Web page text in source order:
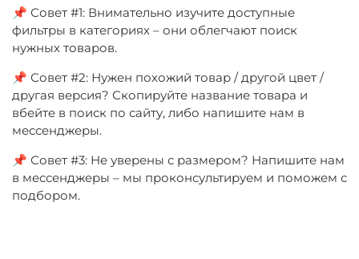
📌 Совет #1: Внимательно изучите доступные
фильтры в категориях – они облегчают поиск
нужных товаров.
📌 Совет #2: Нужен похожий товар / другой цвет /
другая версия? Скопируйте название товара и
вбейте в поиск по сайту, либо напишите нам в
мессенджеры.
📌 Совет #3: Не уверены с размером? Напишите нам
в мессенджеры – мы проконсультируем и поможем с
подбором.